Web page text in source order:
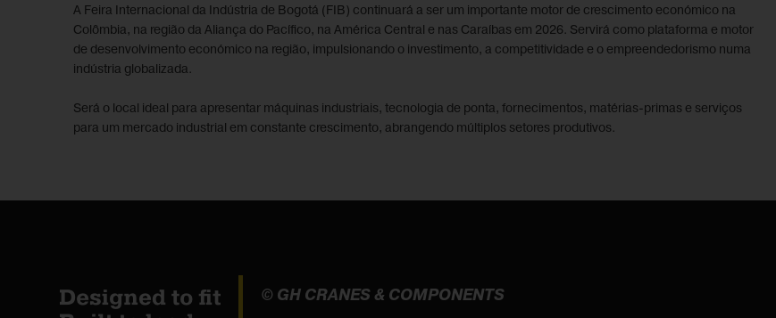
A Feira Internacional da Indústria de Bogotá (FIB) continuará a ser um importante motor de crescimento económico na
Colômbia, na região da Aliança do Pacífico, na América Central e nas Caraíbas em 2026. Servirá como plataforma e motor
de desenvolvimento económico na região, impulsionando o investimento, a competitividade e o empreendedorismo numa
indústria globalizada.
Será o local ideal para apresentar máquinas industriais, tecnologia de ponta, fornecimentos, matérias-primas e serviços
para um mercado industrial em constante crescimento, abrangendo múltiplos setores produtivos.
© GH CRANES & COMPONENTS